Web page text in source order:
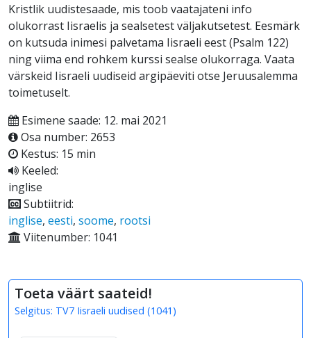
Kristlik uudistesaade, mis toob vaatajateni info
olukorrast Iisraelis ja sealsetest väljakutsetest. Eesmärk
on kutsuda inimesi palvetama Iisraeli eest (Psalm 122)
ning viima end rohkem kurssi sealse olukorraga. Vaata
värskeid Iisraeli uudiseid argipäeviti otse Jeruusalemma
toimetuselt.
Esimene saade: 12. mai 2021
Osa number: 2653
Kestus: 15 min
Keeled:
inglise
Subtiitrid:
inglise, eesti, soome, rootsi
Viitenumber: 1041
Toeta väärt saateid!
Selgitus: TV7 Iisraeli uudised (1041 )